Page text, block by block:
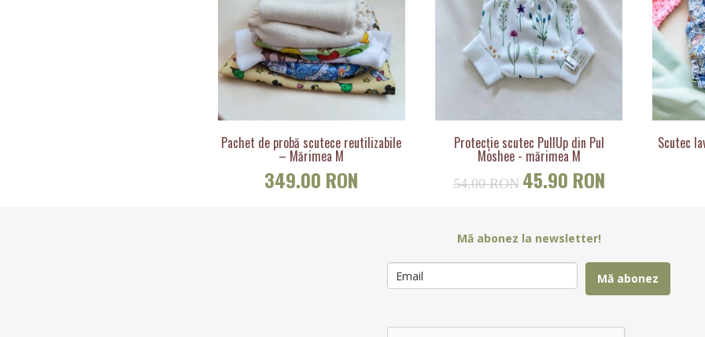
Pachet de probă scutece reutilizabile
– Mărimea M
349.00 RON
Protecție scutec PullUp din Pul
Moshee - mărimea M
54.00 RON 45.90 RON
Scutec
Mă abonez la newsletter!
Mă abonez